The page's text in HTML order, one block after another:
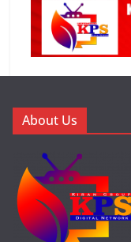
About Us